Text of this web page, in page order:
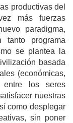
productivas del
más fuerzas
paradigma,
tanto programa
se plantea la
basada
(económicas,
entre los seres
nuestras
como desplegar
sin poner